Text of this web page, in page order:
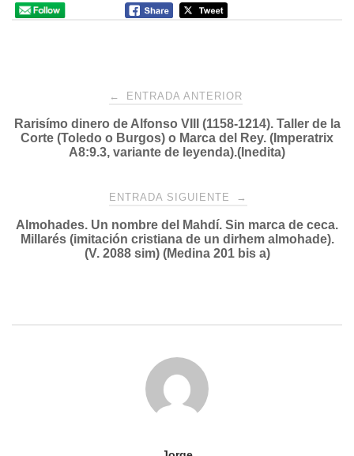
Navegación
de
← ENTRADA ANTERIOR
Rarisímo dinero de Alfonso VIII (1158-1214). Taller de la
Corte (Toledo o Burgos) o Marca del Rey. (Imperatrix
A8:9.3, variante de leyenda).(Inedita)
ENTRADA SIGUIENTE →
Almohades. Un nombre del Mahdí. Sin marca de ceca.
Millarés (imitación cristiana de un dirhem almohade).
(V. 2088 sim) (Medina 201 bis a)